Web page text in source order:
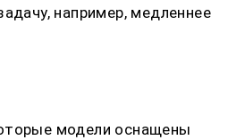
например, медленнее
модели оснащены